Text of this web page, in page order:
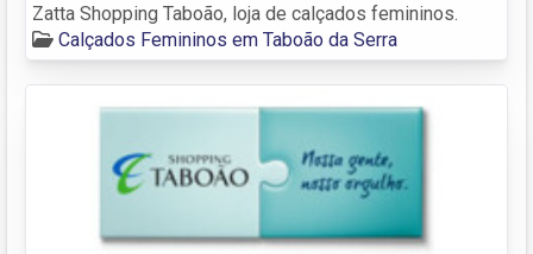
Zatta Shopping Taboão, loja de calçados femininos.
Calçados Femininos em Taboão da Serra